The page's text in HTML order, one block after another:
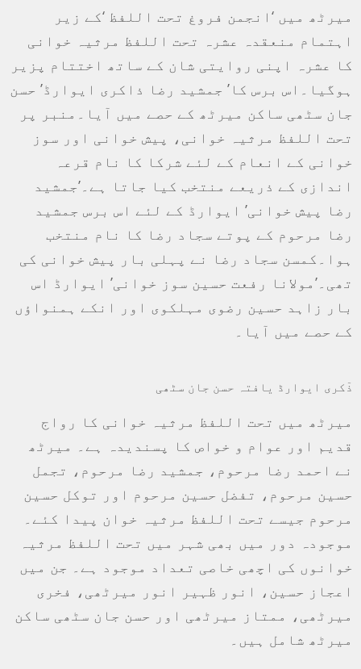
میرٹھ میں ‘انجمن فروغ تحت اللفظ ‘کے زیر
اہتمام منعقدہ عشرہ تحت اللفظ مرثیہ خوانی
کا عشرہ اپنی روایتی شان کے ساتھ اختتام پزیر
ہوگیا۔اس برس کا’ جمشید رضا ذاکری ایوارڈ’ حسن
جان سٹھی ساکن میرٹھ کے حصے میں آیا۔منبر پر
تحت اللفظ مرثیہ خوانی، پیش خوانی اور سوز
خوانی کے انعام کے لئے شرکا کا نام قرعہ
اندازی کے ذریعے منتخب کیا جاتا ہے۔’جمشید
رضا پیش خوانی’ ایوارڈ کے لئے اس برس جمشید
رضا مرحوم کے پوتے سجاد رضا کا نام منتخب
ہوا۔کمسن سجاد رضا نے پہلی بار پیش خوانی کی
تھی۔’مولانا رفعت حسین سوز خوانی’ ایوارڈ اس
بار زاہد حسین رضوی مہلکوی اور انکے ہمنواؤں
کے حصے میں آیا۔
ذٓکری ایوارڈ یافتہ حسن جان سٹھی
میرٹھ میں تحت اللفظ مرثیہ خوانی کا رواج
قدیم اور عوام و خواص کا پسندیدہ ہے۔ میرٹھ
نے احمد رضا مرحوم، جمشید رضا مرحوم، تجمل
حسین مرحوم، تفضل حسین مرحوم اور توکل حسین
مرحوم جیسے تحت اللفظ مرثیہ خوان پیدا کئے۔
موجودہ دور میں بھی شہر میں تحت اللفظ مرثیہ
خوانوں کی اچھی خاصی تعداد موجود ہے۔ جن میں
اعجاز حسین، انور ظہیر انور میرٹھی، فخری
میرٹھی، ممتاز میرٹھی اور حسن جان سٹھی ساکن
میرٹھ شامل ہیں۔